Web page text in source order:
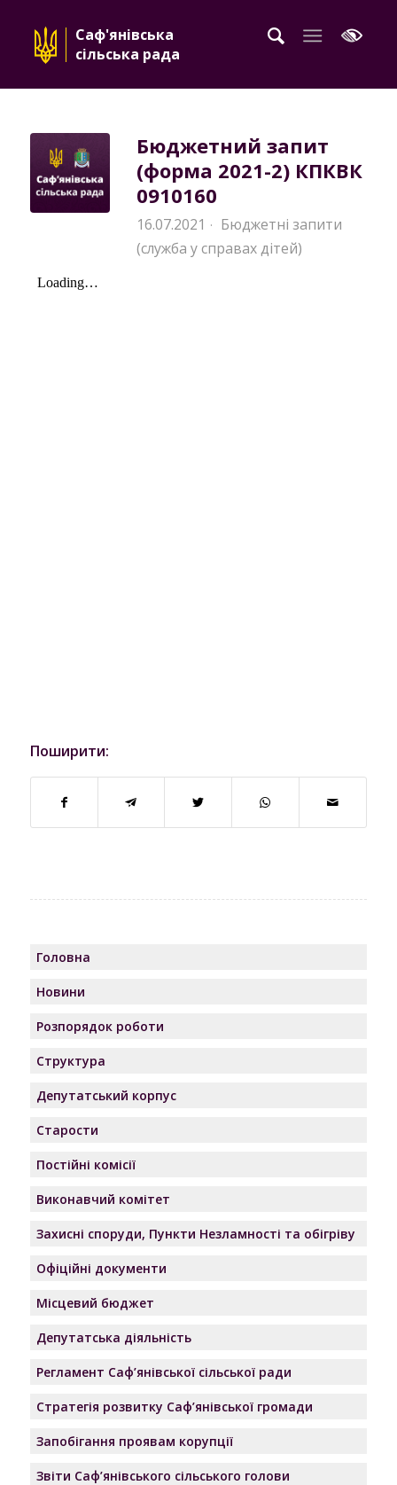
Саф'янівська
сільська рада
Бюджетний запит
(форма 2021-2) КПКВК
0910160
16.07.2021 · Бюджетні запити
(служба у справах дітей)
Поширити:
Головна
Новини
Розпорядок роботи
Структура
Депутатський корпус
Старости
Постійні комісії
Виконавчий комітет
Захисні споруди, Пункти Незламності та обігріву
Офіційні документи
Місцевий бюджет
Депутатська діяльність
Регламент Саф’янівської сільської ради
Стратегія розвитку Саф’янівської громади
Запобігання проявам корупції
Звіти Саф’янівського сільського голови